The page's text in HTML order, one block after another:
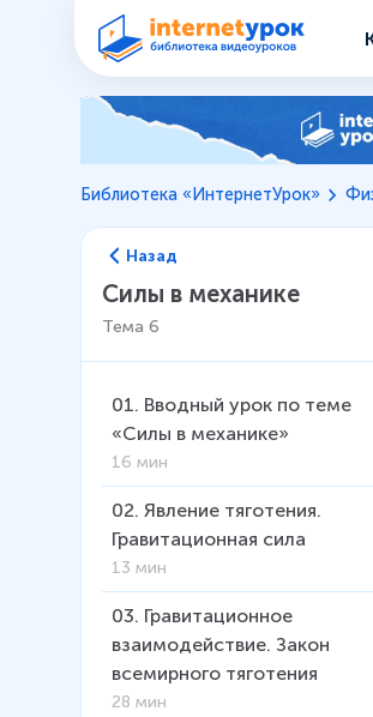
Библиотека «ИнтернетУрок»
Назад
Силы в механике
Тема 6
01. Вводный урок по теме
«Силы в механике»
16 мин
02. Явление тяготения.
Гравитационная сила
13 мин
03. Гравитационное
взаимодействие. Закон
всемирного тяготения
28 мин